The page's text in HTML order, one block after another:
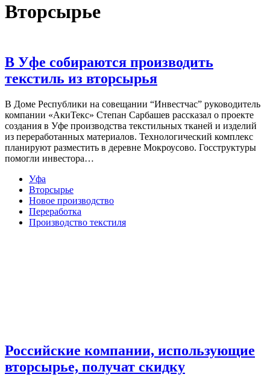
Вторсырье
В Уфе собираются производить
текстиль из вторсырья
В Доме Республики на совещании “Инвестчас” руководитель
компании «АкиТекс» Степан Сарбашев рассказал о проекте
создания в Уфе производства текстильных тканей и изделий
из переработанных материалов. Технологический комплекс
планируют разместить в деревне Мокроусово. Госструктуры
помогли инвестора…
Уфа
Вторсырье
Новое производство
Переработка
Производство текстиля
Российские компании, использующие
вторсырье, получат скидку